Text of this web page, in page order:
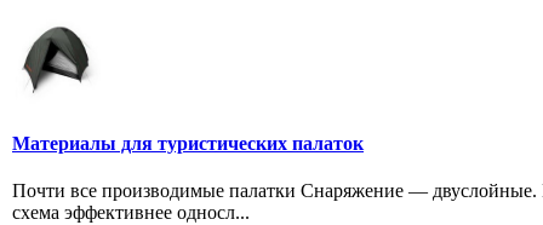
Материалы для туристических палаток
Почти все производимые палатки Снаряжение —
схема эффективнее односл...